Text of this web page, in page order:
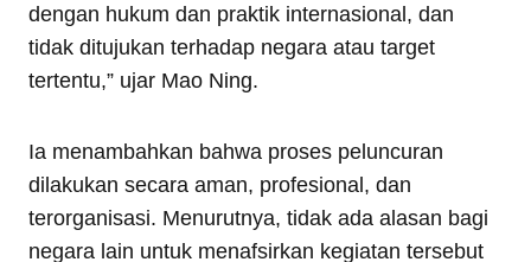
dengan hukum dan praktik internasional, dan
tidak ditujukan terhadap negara atau target
tertentu,” ujar Mao Ning.
Ia menambahkan bahwa proses peluncuran
dilakukan secara aman, profesional, dan
terorganisasi. Menurutnya, tidak ada alasan bagi
negara lain untuk menafsirkan kegiatan tersebut